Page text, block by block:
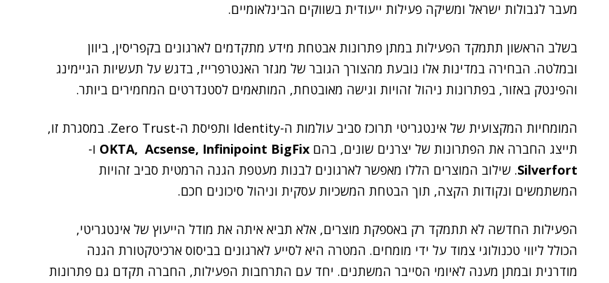
מעבר לגבולות ישראל ומשיקה פעילות ייעודית בשווקים הבינלאומיים.
בשלב הראשון תתמקד הפעילות במתן פתרונות אבטחת מידע מתקדמים לארגונים בקפריסין, ביוון
ובמלטה. הבחירה במדינות אלו נובעת מהצורך הגובר של מגזר האנטרפרייז, בדגש על תעשיות הגיימינג
והפינטק באזור, בפתרונות ניהול זהויות וגישה מאובטחת, המותאמים לסטנדרטים המחמירים ביותר.
המומחיות המקצועית של אינטגריטי תרוכז סביב עולמות ה-Identity ותפיסת ה-Zero Trust. במסגרת זו,
תייצג החברה את הפתרונות של יצרנים שונים, בהם
OKTA, Acsense, Infinipoint BigFix
ו-
Silverfort. שילוב המוצרים הללו מאפשר לארגונים לבנות מעטפת הגנה הרמטית סביב זהויות
המשתמשים ונקודות הקצה, תוך הבטחת המשכיות עסקית וניהול סיכונים חכם.
הפעילות החדשה לא תתמקד רק באספקת מוצרים, אלא תביא איתה את מודל הייעוץ של אינטגריטי,
הכולל ליווי טכנולוגי צמוד על ידי מומחים. המטרה היא לסייע לארגונים בביסוס ארכיטקטורת הגנה
מודרנית ובמתן מענה לאיומי הסייבר המשתנים. יחד עם התרחבות הפעילות, החברה תקדם גם פתרונות